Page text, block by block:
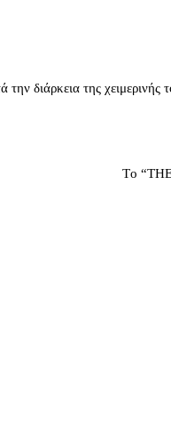
διάρκεια της
Τo